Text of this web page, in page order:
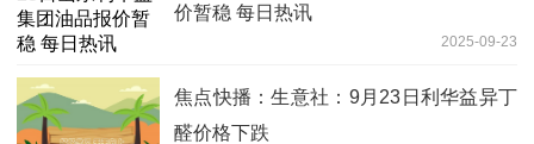
价暂稳 每日热讯
2025-09-23
焦点快播：生意社：9月23日利华益异丁
醛价格下跌